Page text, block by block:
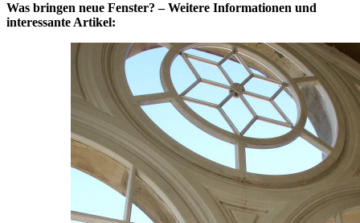
Was bringen neue Fenster? – Weitere Informationen und
interessante Artikel: